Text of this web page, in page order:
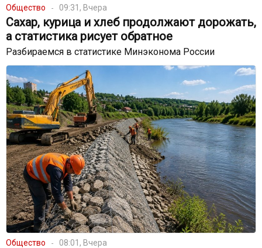
Общество 09:31, Вчера
Сахар, курица и хлеб продолжают дорожать,
а статистика рисует обратное
Разбираемся в статистике Минэконома России
Общество 08:01, Вчера